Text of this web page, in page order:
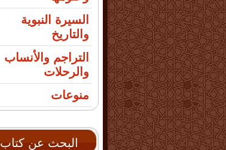
السيرة النبوية
والتاريخ
التراجم والأنساب
والرحلات
منوعات
البحث عن كتاب